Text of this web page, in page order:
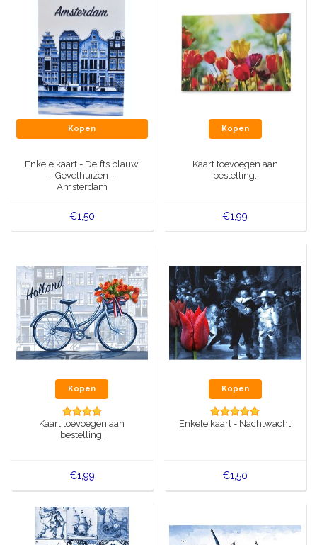
Kopen
Enkele kaart - Delfts blauw
- Gevelhuizen -
Amsterdam
€1,50
Kopen
Kaart toevoegen aan
bestelling.
€1,99
Kopen
Kaart toevoegen aan
bestelling.
€1,99
Kopen
Enkele kaart - Nachtwacht
€1,50